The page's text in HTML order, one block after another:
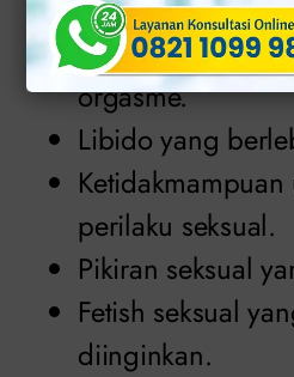
rangsangan
orgasme.
Libido yang
perilaku seksual.
Pikiran seksual
Fetish seksual
diinginkan.